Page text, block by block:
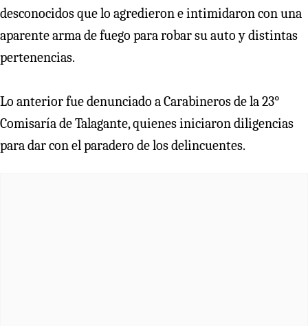
desconocidos que lo agredieron e intimidaron con una
aparente arma de fuego para robar su auto y distintas
pertenencias.
Lo anterior fue denunciado a Carabineros de la 23°
Comisaría de Talagante, quienes iniciaron diligencias
para dar con el paradero de los delincuentes.